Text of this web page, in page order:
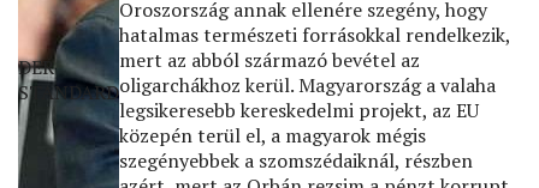
DER
STANDARD
Oroszország annak ellenére szegény, hogy
hatalmas természeti forrásokkal rendelkezik,
mert az abból származó bevétel az
oligarchákhoz kerül. Magyarország a valaha
legsikeresebb kereskedelmi projekt, az EU
közepén terül el, a magyarok mégis
szegényebbek a szomszédaiknál, részben